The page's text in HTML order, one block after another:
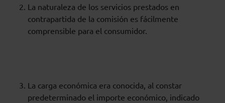
La naturaleza de los servicios prestados en
contrapartida de la comisión es fácilmente
comprensible para el consumidor.
La carga económica era conocida, al constar
predeterminado el importe económico, indicado